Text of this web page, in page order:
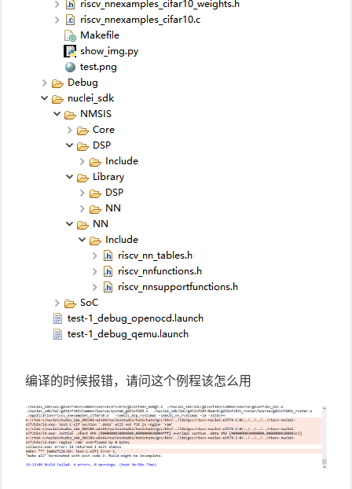
编译的时候报错，请问这个例程该怎么用